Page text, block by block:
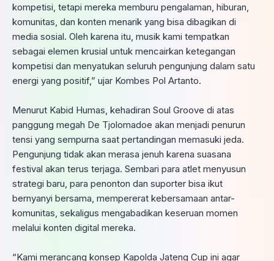
kompetisi, tetapi mereka memburu pengalaman, hiburan,
komunitas, dan konten menarik yang bisa dibagikan di
media sosial. Oleh karena itu, musik kami tempatkan
sebagai elemen krusial untuk mencairkan ketegangan
kompetisi dan menyatukan seluruh pengunjung dalam satu
energi yang positif,” ujar Kombes Pol Artanto.
Menurut Kabid Humas, kehadiran Soul Groove di atas
panggung megah De Tjolomadoe akan menjadi penurun
tensi yang sempurna saat pertandingan memasuki jeda.
Pengunjung tidak akan merasa jenuh karena suasana
festival akan terus terjaga. Sembari para atlet menyusun
strategi baru, para penonton dan suporter bisa ikut
bernyanyi bersama, mempererat kebersamaan antar-
komunitas, sekaligus mengabadikan keseruan momen
melalui konten digital mereka.
“Kami merancang konsep Kapolda Jateng Cup ini agar